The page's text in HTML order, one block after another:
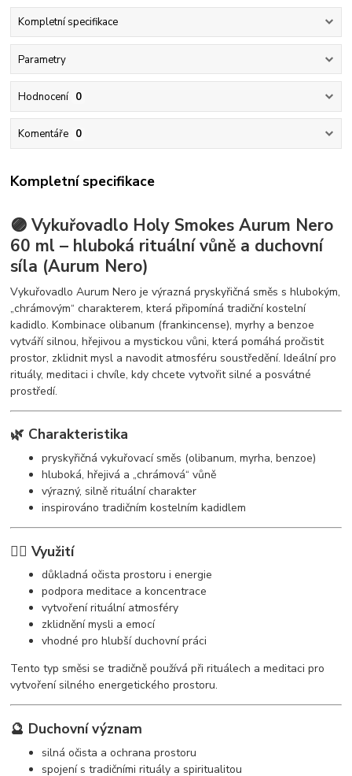
Kompletní specifikace
Parametry
Hodnocení 0
Komentáře 0
Kompletní specifikace
🟣 Vykuřovadlo Holy Smokes Aurum Nero
60 ml – hluboká rituální vůně a duchovní
síla (Aurum Nero)
Vykuřovadlo Aurum Nero je výrazná pryskyřičná směs s hlubokým,
„chrámovým“ charakterem, která připomíná tradiční kostelní
kadidlo. Kombinace olibanum (frankincense), myrhy a benzoe
vytváří silnou, hřejivou a mystickou vůni, která pomáhá pročistit
prostor, zklidnit mysl a navodit atmosféru soustředění. Ideální pro
rituály, meditaci i chvíle, kdy chcete vytvořit silné a posvátné
prostředí.
🌿 Charakteristika
pryskyřičná vykuřovací směs (olibanum, myrha, benzoe)
hluboká, hřejivá a „chrámová“ vůně
výrazný, silně rituální charakter
inspirováno tradičním kostelním kadidlem
🧘‍♀️ Využití
důkladná očista prostoru i energie
podpora meditace a koncentrace
vytvoření rituální atmosféry
zklidnění mysli a emocí
vhodné pro hlubší duchovní práci
Tento typ směsi se tradičně používá při rituálech a meditaci pro
vytvoření silného energetického prostoru.
🔮 Duchovní význam
silná očista a ochrana prostoru
spojení s tradičními rituály a spiritualitou